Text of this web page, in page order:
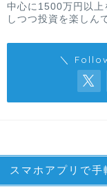
中心に1500万円以上
しつつ投資を楽しん
＼
スマホアプリで手